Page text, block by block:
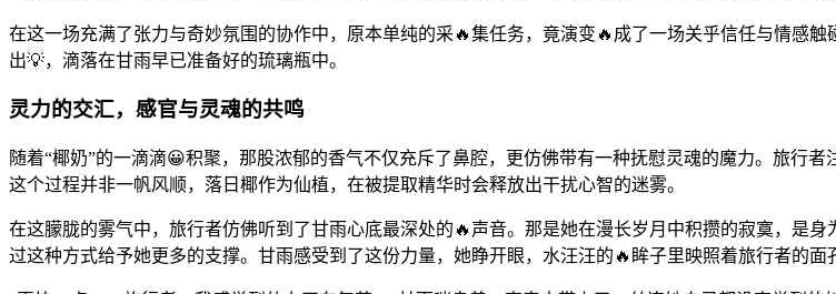
在这一场充满了张力与奇妙氛围的协作中，原本单纯的采🔥集任务，竟演变🔥成了一场关乎信任与情感
出💡，滴落在甘雨早已准备好的琉璃瓶中。
灵力的交汇，感官与灵魂的共鸣
随着“椰奶”的一滴滴😀积聚，那股浓郁的香气不仅充斥了鼻腔，更仿佛带有一种抚慰灵魂的魔力。旅行
这个过程并非一帆风顺，落日椰作为仙植，在被提取精华时会释放出干扰心智的迷雾。
在这朦胧的雾气中，旅行者仿佛听到了甘雨心底最深处的🔥声音。那是她在漫长岁月中积攒的寂寞，是
过这种方式给予她更多的支撑。甘雨感受到了这份力量，她睁开眼，水汪汪的🔥眸子里映照着旅行者的面